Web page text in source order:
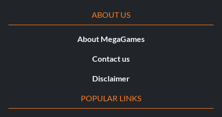
ABOUT US
About MegaGames
Contact us
Disclaimer
POPULAR LINKS